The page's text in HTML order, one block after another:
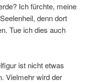
Ich fürchte, meine
denn dort
Tue ich dies auch
ist nicht etwas
Vielmehr wird der